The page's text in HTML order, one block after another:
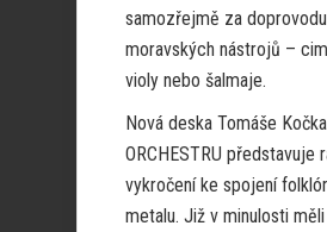
samozřejmě za
moravských nástrojů –
violy nebo šalmaje.
Nová deska Tomáše
ORCHESTRU představuje
vykročení ke spojení
metalu. Již v minulosti